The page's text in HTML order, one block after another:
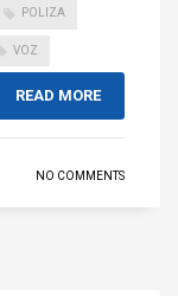
POLIZA
VOZ
READ MORE
NO COMMENTS